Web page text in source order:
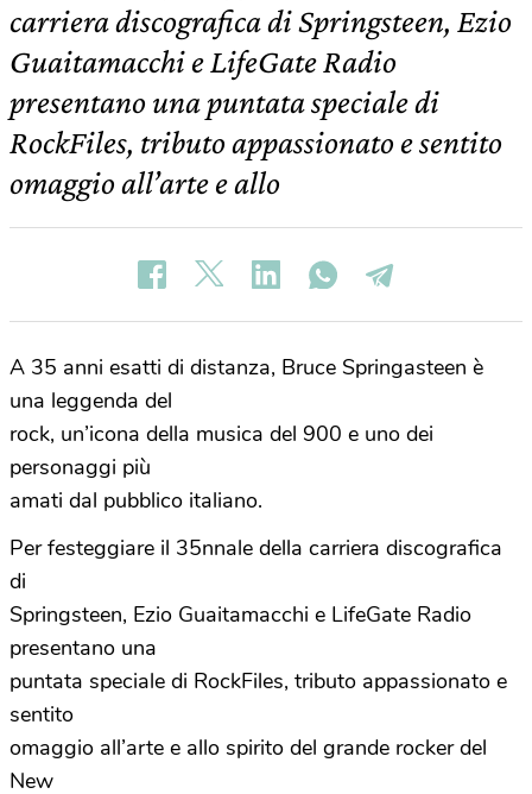
carriera discografica di Springsteen, Ezio
Guaitamacchi e LifeGate Radio
presentano una puntata speciale di
RockFiles, tributo appassionato e sentito
omaggio all’arte e allo
A 35 anni esatti di distanza, Bruce Springasteen è
una leggenda del
rock, un’icona della musica del 900 e uno dei
personaggi più
amati dal pubblico italiano.
Per festeggiare il 35nnale della carriera discografica
di
Springsteen, Ezio Guaitamacchi e LifeGate Radio
presentano una
puntata speciale di RockFiles, tributo appassionato e
sentito
omaggio all’arte e allo spirito del grande rocker del
New